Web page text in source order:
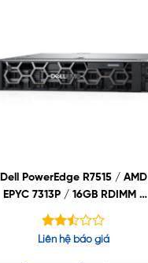
Dell PowerEdge R7515 / AMD
EPYC 7313P / 16GB RDIMM /
2x480GB SSD / PW 750W
Được
Liên hệ báo giá